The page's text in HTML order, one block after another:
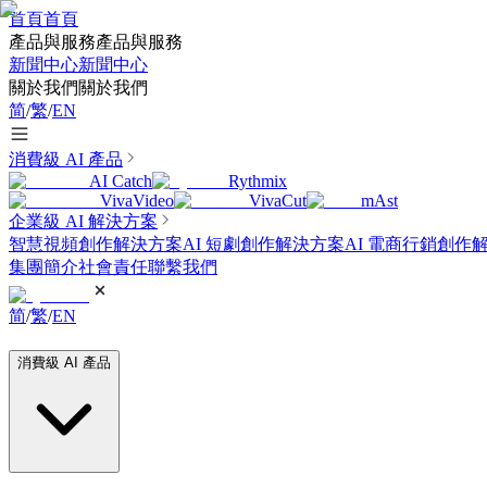
首頁首頁
產品與服務產品與服務
新聞中心新聞中心
關於我們關於我們
简/繁/EN
消費級 AI 產品
AI Catch
Rythmix
VivaVideo
VivaCut
mAst
企業級 AI 解決方案
智慧視頻創作解決方案AI 短劇創作解決方案AI 電商行銷創作
集團簡介社會責任聯繫我們
简/繁/EN
消費級 AI 產品